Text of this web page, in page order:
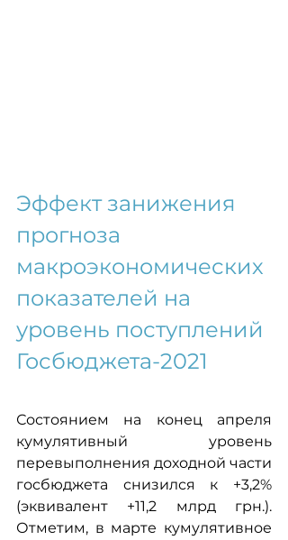
Эффект занижения
прогноза
макроэкономических
показателей на
уровень поступлений
Госбюджета-2021
Состоянием на конец апреля
кумулятивный уровень
перевыполнения доходной части
госбюджета снизился к +3,2%
(эквивалент +11,2 млрд грн.).
Отметим, в марте кумулятивное